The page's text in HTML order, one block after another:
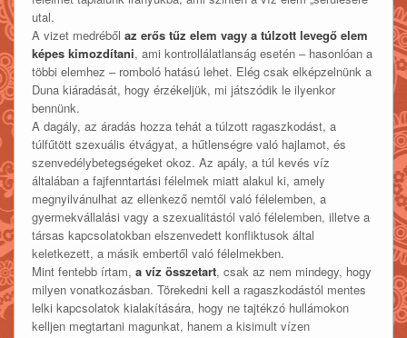
utal.
A vizet medréből az erős tűz elem vagy a túlzott levegő elem
képes kimozdítani, ami kontrollálatlanság esetén – hasonlóan a
többi elemhez – romboló hatású lehet. Elég csak elképzelnünk a
Duna kiáradását, hogy érzékeljük, mi játszódik le ilyenkor
bennünk.
A dagály, az áradás hozza tehát a túlzott ragaszkodást, a
túlfűtött szexuális étvágyat, a hűtlenségre való hajlamot, és
szenvedélybetegségeket okoz. Az apály, a túl kevés víz
általában a fajfenntartási félelmek miatt alakul ki, amely
megnyilvánulhat az ellenkező nemtől való félelemben, a
gyermekvállalási vagy a szexualitástól való félelemben, illetve a
társas kapcsolatokban elszenvedett konfliktusok által
keletkezett, a másik embertől való félelmekben.
Mint fentebb írtam, a víz összetart, csak az nem mindegy, hogy
milyen vonatkozásban. Törekedni kell a ragaszkodástól mentes
lelki kapcsolatok kialakítására, hogy ne tajtékzó hullámokon
kelljen megtartani magunkat, hanem a kisimult vízen